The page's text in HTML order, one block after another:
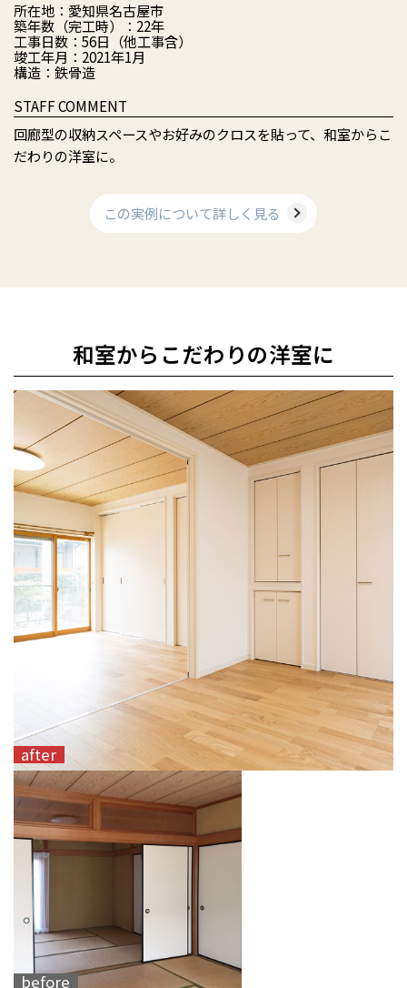
所在地：愛知県名古屋市
築年数（完工時）：22年
工事日数：56日（他工事含）
竣工年月：2021年1月
構造：鉄骨造
STAFF COMMENT
回廊型の収納スペースやお好みのクロスを貼って、和室からこ
だわりの洋室に。
この実例について詳しく見る
和室からこだわりの洋室に